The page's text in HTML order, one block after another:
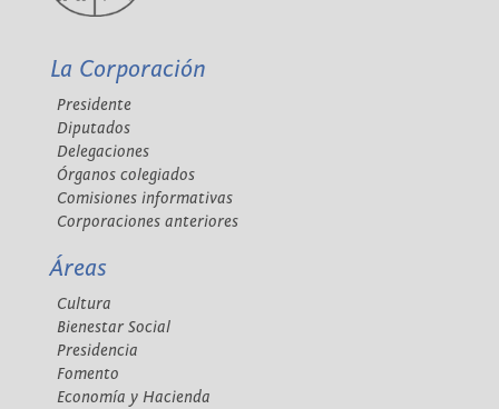
La Corporación
Presidente
Diputados
Delegaciones
Órganos colegiados
Comisiones informativas
Corporaciones anteriores
Áreas
Cultura
Bienestar Social
Presidencia
Fomento
Economía y Hacienda